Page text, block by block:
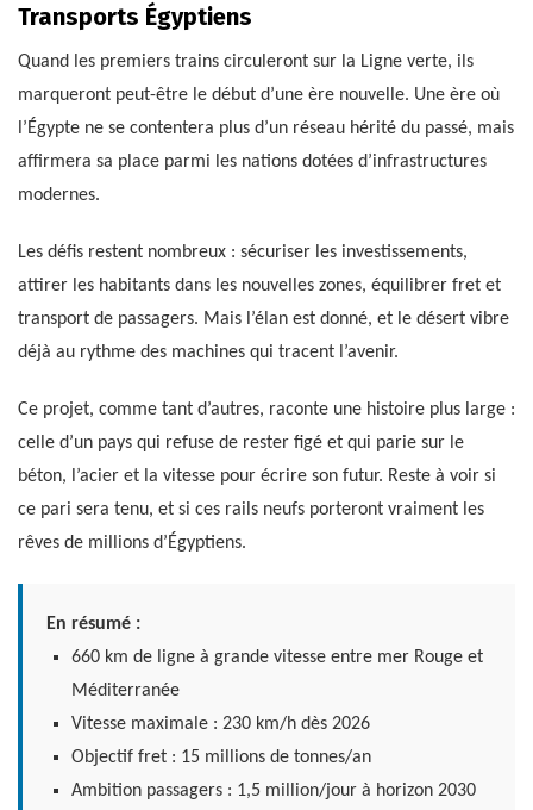
Transports Égyptiens
Quand les premiers trains circuleront sur la Ligne verte, ils
marqueront peut-être le début d’une ère nouvelle. Une ère où
l’Égypte ne se contentera plus d’un réseau hérité du passé, mais
affirmera sa place parmi les nations dotées d’infrastructures
modernes.
Les défis restent nombreux : sécuriser les investissements,
attirer les habitants dans les nouvelles zones, équilibrer fret et
transport de passagers. Mais l’élan est donné, et le désert vibre
déjà au rythme des machines qui tracent l’avenir.
Ce projet, comme tant d’autres, raconte une histoire plus large :
celle d’un pays qui refuse de rester figé et qui parie sur le
béton, l’acier et la vitesse pour écrire son futur. Reste à voir si
ce pari sera tenu, et si ces rails neufs porteront vraiment les
rêves de millions d’Égyptiens.
En résumé :
660 km de ligne à grande vitesse entre mer Rouge et
Méditerranée
Vitesse maximale : 230 km/h dès 2026
Objectif fret : 15 millions de tonnes/an
Ambition passagers : 1,5 million/jour à horizon 2030